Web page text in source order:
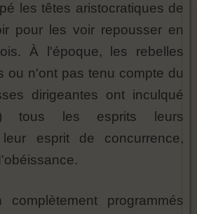
les têtes aristocratiques de
pour les voir repousser en
À l'époque, les rebelles
ou n'ont pas tenu compte du
dirigeantes ont inculqué
tous les esprits leurs
esprit de concurrence,
programmés